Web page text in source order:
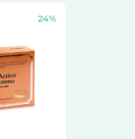
24%